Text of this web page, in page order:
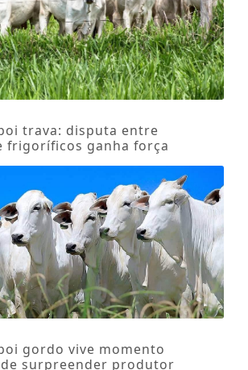
trava: disputa entre
frigoríficos ganha força
gordo vive momento
surpreender produtor